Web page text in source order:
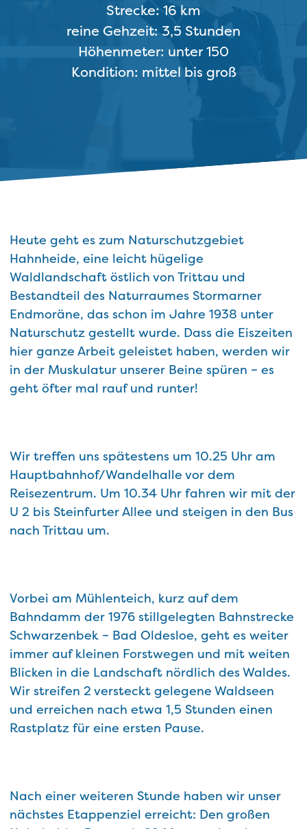
Strecke: 16 km
reine Gehzeit: 3,5 Stunden
Höhenmeter: unter 150
Kondition: mittel bis groß
Heute geht es zum Naturschutzgebiet
Hahnheide, eine leicht hügelige
Waldlandschaft östlich von Trittau und
Bestandteil des Naturraumes Stormarner
Endmoräne, das schon im Jahre 1938 unter
Naturschutz gestellt wurde. Dass die Eiszeiten
hier ganze Arbeit geleistet haben, werden wir
in der Muskulatur unserer Beine spüren – es
geht öfter mal rauf und runter!
Wir treffen uns spätestens um 10.25 Uhr am
Hauptbahnhof/Wandelhalle vor dem
Reisezentrum. Um 10.34 Uhr fahren wir mit der
U 2 bis Steinfurter Allee und steigen in den Bus
nach Trittau um.
Vorbei am Mühlenteich, kurz auf dem
Bahndamm der 1976 stillgelegten Bahnstrecke
Schwarzenbek – Bad Oldesloe, geht es weiter
immer auf kleinen Forstwegen und mit weiten
Blicken in die Landschaft nördlich des Waldes.
Wir streifen 2 versteckt gelegene Waldseen
und erreichen nach etwa 1,5 Stunden einen
Rastplatz für eine ersten Pause.
Nach einer weiteren Stunde haben wir unser
nächstes Etappenziel erreicht: Den großen